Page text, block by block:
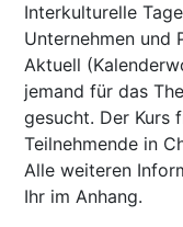
Interkulturelle
Unternehmen und
Aktuell
jemand für das
gesucht. Der Kurs
Teilnehmende in
Alle weiteren
Ihr im Anhang.